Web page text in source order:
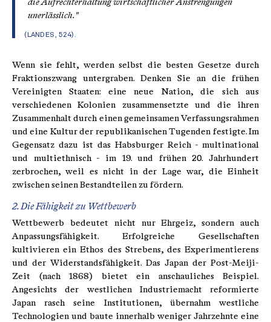
die Aufrechterhaltung wirtschaftlicher Anstrengungen
unerlässlich."
(LANDES, 524).
Wenn sie fehlt, werden selbst die besten Gesetze durch
Fraktionszwang untergraben. Denken Sie an die frühen
Vereinigten Staaten: eine neue Nation, die sich aus
verschiedenen Kolonien zusammensetzte und die ihren
Zusammenhalt durch einen gemeinsamen Verfassungsrahmen
und eine Kultur der republikanischen Tugenden festigte. Im
Gegensatz dazu ist das Habsburger Reich - multinational
und multiethnisch - im 19. und frühen 20. Jahrhundert
zerbrochen, weil es nicht in der Lage war, die Einheit
zwischen seinen Bestandteilen zu fördern.
2. Die Fähigkeit zu Wettbewerb
Wettbewerb bedeutet nicht nur Ehrgeiz, sondern auch
Anpassungsfähigkeit. Erfolgreiche Gesellschaften
kultivieren ein Ethos des Strebens, des Experimentierens
und der Widerstandsfähigkeit. Das Japan der Post-Meiji-
Zeit (nach 1868) bietet ein anschauliches Beispiel.
Angesichts der westlichen Industriemacht reformierte
Japan rasch seine Institutionen, übernahm westliche
Technologien und baute innerhalb weniger Jahrzehnte eine